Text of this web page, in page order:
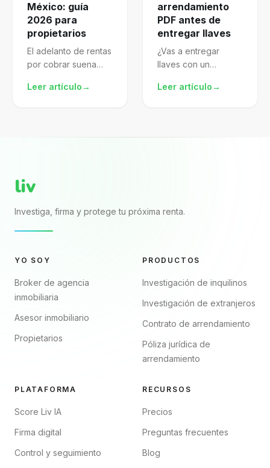
México: guía
2026 para
propietarios
El adelanto de rentas
por cobrar suena
gestionado te
Leer artículo→
arrendamiento
PDF antes de
entregar llaves
¿Vas a entregar
llaves con un
descargado de
Leer artículo→
liv
Investiga, firma y protege tu próxima renta.
YO SOY
Broker de agencia
inmobiliaria
Asesor inmobiliario
Propietarios
PRODUCTOS
Investigación de inquilinos
Investigación de extranjeros
Contrato de arrendamiento
Póliza jurídica de
arrendamiento
PLATAFORMA
Score Liv IA
Firma digital
Control y seguimiento
RECURSOS
Precios
Preguntas frecuentes
Blog